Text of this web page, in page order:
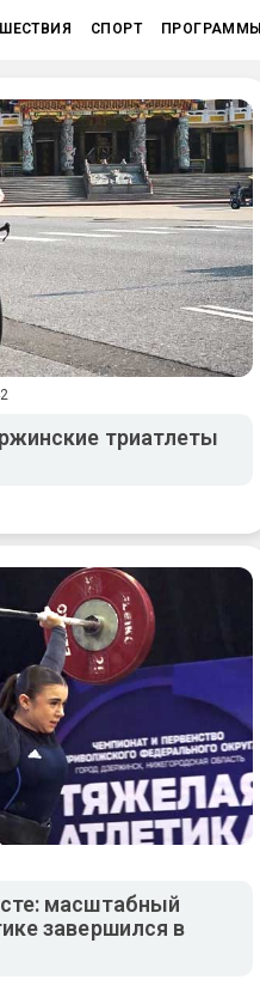
СПОРТ ПРОГРАММЫ
триатлеты
масштабный
завершился в